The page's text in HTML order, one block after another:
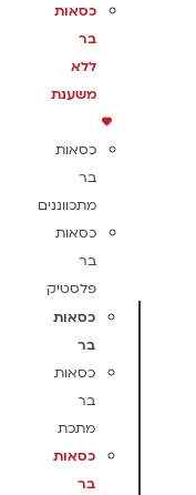
כסאות
בר
ללא
משענת
כסאות
בר
מתכווננים
כסאות
בר
פלסטיק
כסאות
בר
כסאות
בר
מתכת
כסאות
בר